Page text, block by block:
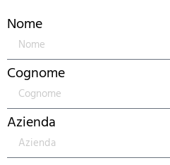
Nome
Cognome
Azienda